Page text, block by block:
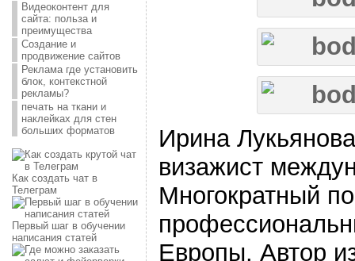
Видеоконтент для
сайта: польза и
преимущества
Создание и
продвижение сайтов
Реклама где установить
блок, контекстной
рекламы?
печать на ткани и
наклейках для стен
больших форматов
Как создать чат в
Телеграм
Первый шаг в обучении
написания статей
Ирина
визажист
Многократный
Европы. Автор